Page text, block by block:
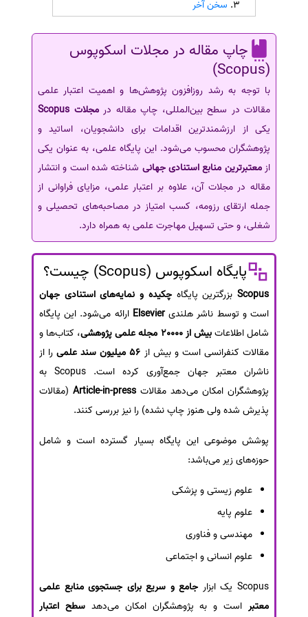
سخن آخر
چاپ مقاله در مجلات اسکوپوس
(Scopus)
با توجه به رشد روزافزون پژوهش‌ها و اهمیت اعتبار علمی
مقالات در سطح بین‌المللی، چاپ مقاله درمجلات Scopus
یکی از ارزشمندترین اقدامات برای دانشجویان، اساتید و
پژوهشگران محسوب می‌شود. این پایگاه علمی، به عنوان یکی
ازمعتبرترین منابع استنادی جهانی شناخته شده است و انتشار
مقاله در مجلات آن، علاوه بر اعتبار علمی، مزایای فراوانی از
جمله ارتقای رزومه، کسب امتیاز در مصاحبه‌های تحصیلی و
شغلی، و حتی تسهیل مهاجرت علمی به همراه دارد.
پایگاه اسکوپوس (Scopus) چیست؟
Scopusبزرگترین پایگاهچکیده و نمایه‌های استنادی جهان
است و توسط ناشر هلندیElsevier ارائه می‌شود. این پایگاه
شامل اطلاعاتبیش از 20000 مجله علمی پژوهشی
، کتاب‌ها و
مقالات کنفرانسی است و بیش از 56 میلیون سند علمی
را از
ناشران معتبر جهان جمع‌آوری کرده است. Scopus به
پژوهشگران امکان می‌دهد مقالات Article-in-press (مقالات
پذیرش شده ولی هنوز چاپ نشده) را نیز بررسی کنند.
پوشش موضوعی این پایگاه بسیار گسترده است و شامل
حوزه‌های زیر می‌باشد:
علوم زیستی و پزشکی
علوم پایه
مهندسی و فناوری
علوم انسانی و اجتماعی
Scopus یک ابزار
جامع و سریع برای جستجوی منابع علمی
معتبر است و به پژوهشگران امکان می‌دهدسطح اعتبار